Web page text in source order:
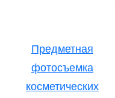
Предметная
фотосъемка
косметических